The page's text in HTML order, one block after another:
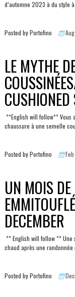
d’automne 2023 à du style
Posted by Portofino
LE MYTHE
CUSHIONED
**English will follow** Vous
chaussure à une semelle
Posted by Portofino
UN MOIS
DECEMBER
** English will follow **
chaud après une randonnée
Posted by Portofino